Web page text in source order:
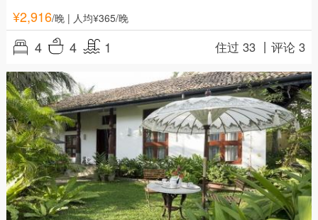
¥2,916/晚| 人均¥365/晚
4 4 1 住过 33 丨评论 3